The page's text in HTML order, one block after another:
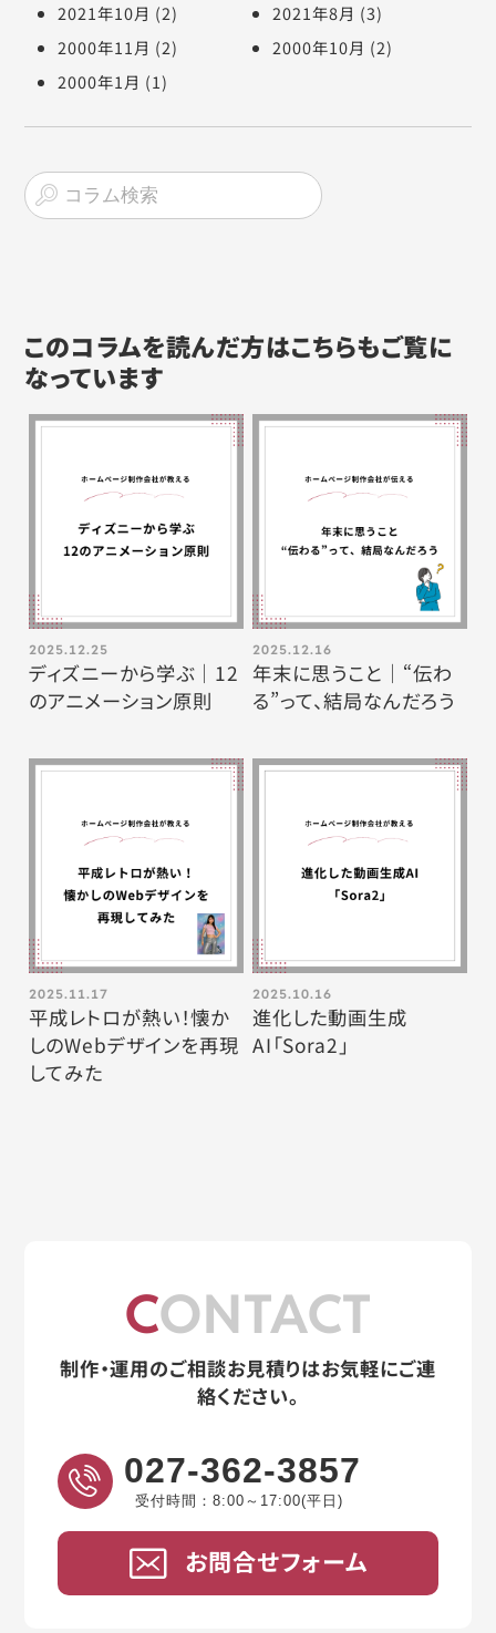
2021年10月 (2) 2021年8月 (3)
2000年11月 (2) 2000年10月 (2)
2000年1月 (1)
このコラムを読んだ方はこちらもご覧に
なっています
2025.12.25
ディズニーから学ぶ｜12
のアニメーション原則
2025.12.16
年末に思うこと｜“伝わ
る”って、結局なんだろう
2025.11.17
平成レトロが熱い！懐か
しのWebデザインを再現
してみた
2025.10.16
進化した動画生成
AI「Sora2」
CONTACT
制作・運用のご相談お見積りはお気軽にご連
絡ください。
027-362-3857
受付時間：8:00～17:00(平日)
お問合せフォーム